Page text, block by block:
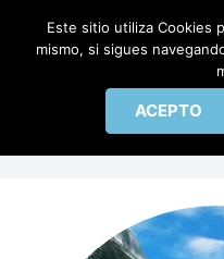
IBERICAPOOL
ACCESORIOS
Este sitio utiliza Cookies
mismo, si sigues
ACEPTO